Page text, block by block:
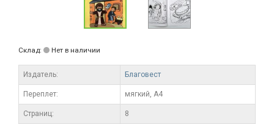
Склад: Нет в наличии
Издатель: Благовест
Переплет: мягкий, А4
Cтраниц: 8